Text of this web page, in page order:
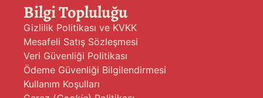
Bilgi Topluluğu
Gizlilik Politikası ve KVKK
Mesafeli Satış Sözleşmesi
Veri Güvenliği Politikası
Ödeme Güvenliği Bilgilendirmesi
Kullanım Koşulları